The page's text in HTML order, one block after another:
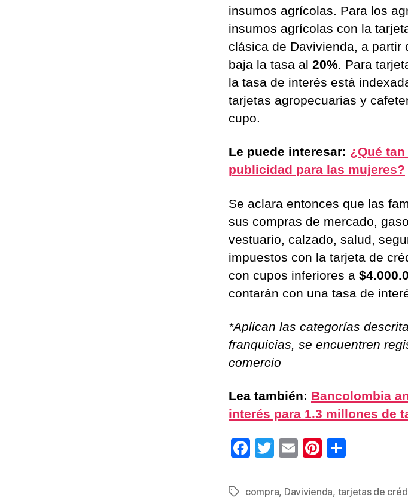
insumos agrícolas. Para los
insumos agrícolas con la
clásica de Davivienda, a partir
baja la tasa al 20%. Para
la tasa de interés está
tarjetas agropecuarias y
cupo.
Le puede interesar: ¿Qué
publicidad para las mujeres?
Se aclara entonces que las
sus compras de mercado,
vestuario, calzado, salud,
impuestos con la tarjeta de
con cupos inferiores a
contarán con una tasa de
*Aplican las categorías
franquicias, se encuentren
comercio
Lea también: Bancolombia
interés para 1.3 millones de
F
c
T
tt
E
ail
Pi
er m
Etiquetas
compra, Davivienda, tarjetas de